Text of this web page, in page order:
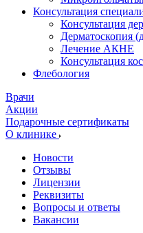
Консультация
Консультация
Дерматоскопия
Лечение АКНЕ
Консультация
Флебология
Врачи
Акции
Подарочные сертификаты
О клинике
Новости
Отзывы
Лицензии
Реквизиты
Вопросы и ответы
Вакансии